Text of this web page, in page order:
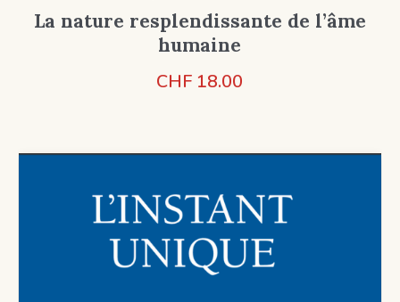
La nature resplendissante de l’âme
humaine
CHF 18.00